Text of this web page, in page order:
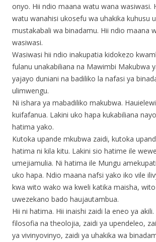
onyo. Hii ndio maana watu wana wasiwasi.
watu wanahisi ukosefu wa uhakika kuhusu
mustakabali wa binadamu. Hii ndio maana
wasiwasi.
Wasiwasi hii ndio inakupatia kidokezo
fulanu unakabiliana na Mawimbi Makubwa
yajayo duniani na badiliko la nafasi ya
ulimwengu.
Ni ishara ya mabadiliko makubwa.
kuifafanua. Lakini uko hapa kukabiliana
hatima yako.
Kutoka upande mkubwa zaidi, kutoka
hatima ni kila kitu. Lakini sio hatime ile
umejiamulia. Ni hatima ile Mungu
uko hapa. Ndio maana nafsi yako iko vile
kwa wito wako wa kweli katika maisha,
uwezekano bado haujautambua.
Hii ni hatima. Hii inaishi zaidi la eneo ya
filosofia na theolojia, zaidi ya upendeleo,
ya vivinyovinyo, zaidi ya uhakika wa